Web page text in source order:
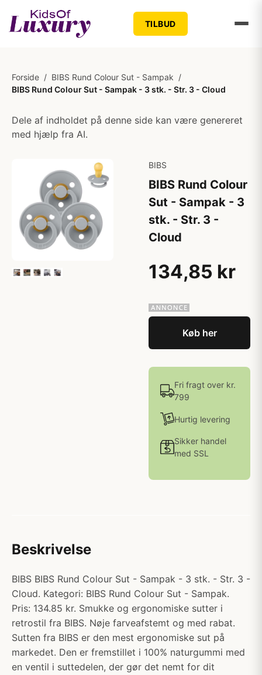
TILBUD
Forside / BIBS Rund Colour Sut - Sampak /
BIBS Rund Colour Sut - Sampak - 3 stk. - Str. 3 - Cloud
Dele af indholdet på denne side kan være genereret
med hjælp fra AI.
BIBS
BIBS Rund Colour
Sut - Sampak - 3
stk. - Str. 3 -
Cloud
134,85 kr
Køb her
Fri fragt over kr.
799
Hurtig levering
Sikker handel
med SSL
Beskrivelse
BIBS BIBS Rund Colour Sut - Sampak - 3 stk. - Str. 3 -
Cloud. Kategori: BIBS Rund Colour Sut - Sampak.
Pris: 134.85 kr. Smukke og ergonomiske sutter i
retrostil fra BIBS. Nøje farveafstemt og med rabat.
Sutten fra BIBS er den mest ergonomiske sut på
markedet. Den er fremstillet i 100% naturgummi med
en ventil i suttedelen, der gør det nemt for dit